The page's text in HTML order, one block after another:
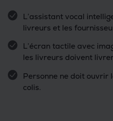
L’assistant vocal
livreurs et les
L’écran tactile avec
les livreurs doivent
Personne ne doit ouvrir
colis.